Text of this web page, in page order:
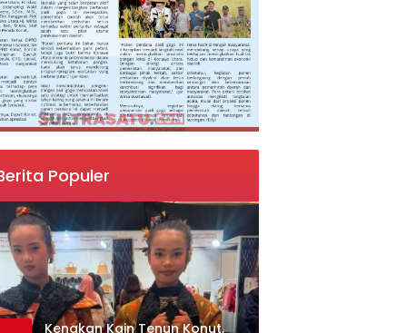
Populer
‎Kenakan Kain Tenun Konut,